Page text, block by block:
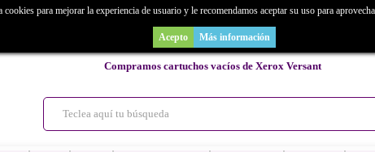
¿Buscas un repuesto de copiadora o buscas una de ocasión y no la encuentras?
Compramos cartuchos vacíos de Xerox Versant
cookies para mejorar la experiencia de usuario y le recomendamos aceptar su uso para
Acepto Más información